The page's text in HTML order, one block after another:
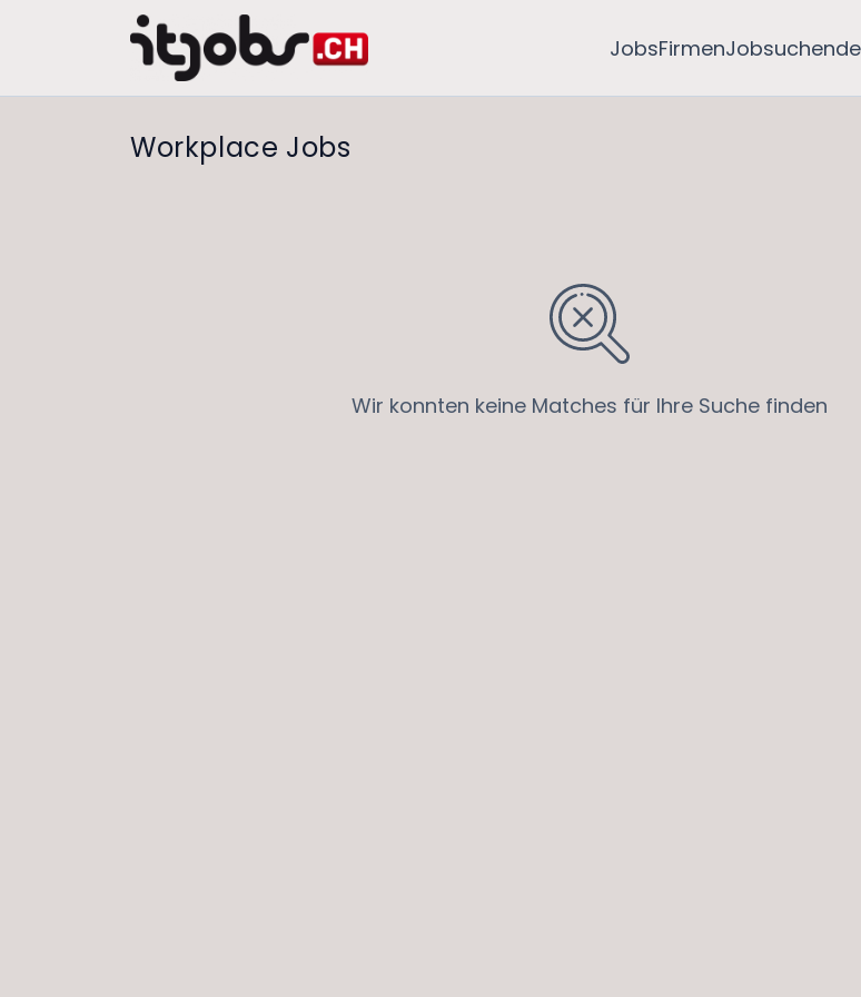
JobsFirmenJobsuchende
Workplace Jobs
Wir konnten keine Matches für Ihre Suche finden